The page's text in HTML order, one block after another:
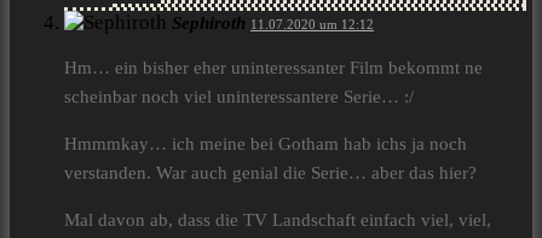
Sephiroth 11.07.2020 um 12:12
Hm… ein bisher eher uninteressanter Film bekommt ne
scheinbar noch viel uninteressantere Serie… :/
Hmmmkay… ich meine bei Gotham hab ichs ja noch
verstanden. War auch genial die Serie… aber das hier?
Mal davon ab, dass die TV Landschaft einfach viel, viel,